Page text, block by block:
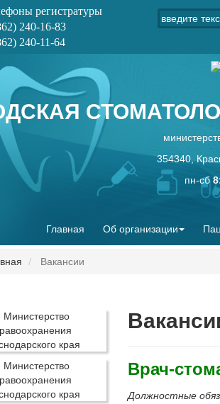
регистратуры
240-16-83
240-11-64
354340,
пн-сб
Главная Об организации
Вакансии
Врач-
Должностные